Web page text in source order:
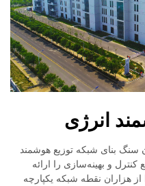
انرژی
سنگ بنای شبکه توزیع هوشمند
و بهینه‌سازی را ارائه
هزاران نقطه شبکه یکپارچه